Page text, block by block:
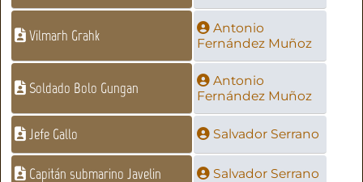
Vilmarh Grahk
Antonio
Fernández Muñoz
Soldado Bolo Gungan
Antonio
Fernández Muñoz
Jefe Gallo Salvador Serrano
Capitán submarino Javelin Salvador Serrano